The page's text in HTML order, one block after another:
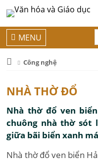
MENU
Công nghệ
NHÀ THỜ ĐỔ
Nhà thờ đổ ven
chuông nhà thờ sót
giữa bãi biển xanh
Nhà thờ đổ ven biển